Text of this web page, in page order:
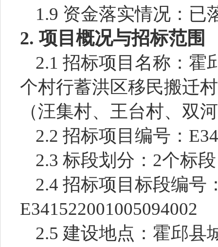
1.9 资金落实情况： 已
2. 项目概况与招标范围
2.1 招标项目名称： 霍
个村行蓄洪区移民搬迁
（汪集村、王台村、双
2.2 招标项目编号：
2.3 标段划分： 2个标段
2.4 招标项目标段编号
E341522001005094002
2.5 建设地点： 霍邱县